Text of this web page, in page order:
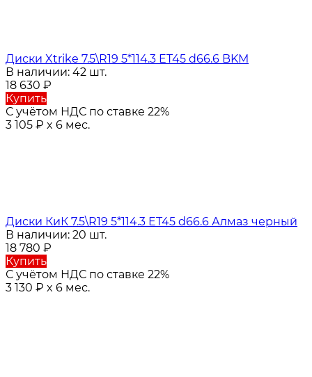
Диски Xtrike 7.5\R19 5*114.3 ET45 d66.6 BKM
В наличии: 42 шт.
18 630 ₽
Купить
С учётом НДС по ставке 22%
3 105 ₽ x 6 мес.
Диски КиК 7.5\R19 5*114.3 ET45 d66.6 Алмаз черный
В наличии: 20 шт.
18 780 ₽
Купить
С учётом НДС по ставке 22%
3 130 ₽ x 6 мес.